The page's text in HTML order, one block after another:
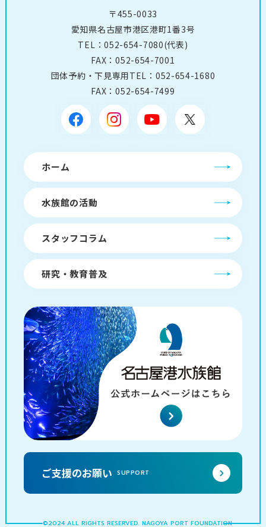
©2024 ALL RIGHTS RESERVED. NAGOYA PORT FOUNDATION
〒455-0033
愛知県名古屋市港区港町1番3号
TEL：052-654-7080(代表)
FAX：052-654-7001
団体予約・下見専用TEL： 052-654-1680
FAX：052-654-7499
ホーム
水族館の活動
スタッフコラム
研究・教育普及
ご支援のお願い SUPPORT